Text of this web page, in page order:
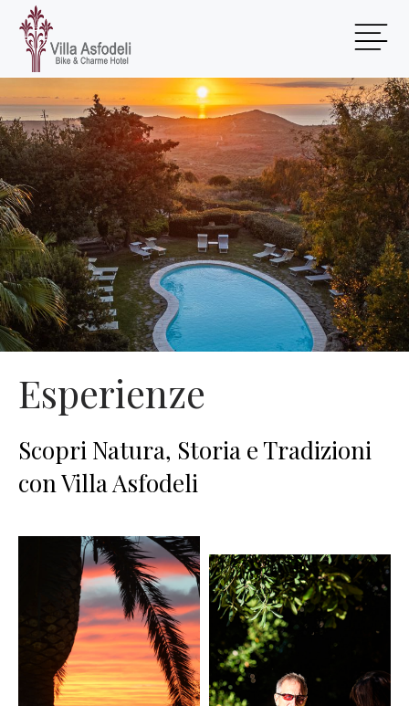
Esperienze
Scopri Natura, Storia e Tradizioni
con Villa Asfodeli